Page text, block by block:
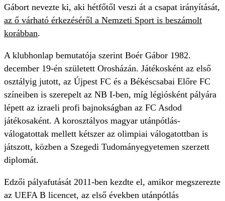
Gábort nevezte ki, aki hétfőtől veszi át a csapat irányítását,
az ő várható érkezéséről a Nemzeti Sport is beszámolt
korábban.
A klubhonlap bemutatója szerint Boér Gábor 1982.
december 19-én született Orosházán. Játékosként az első
osztályig jutott, az Újpest FC és a Békéscsabai Előre FC
színeiben is szerepelt az NB I-ben, míg légiósként pályára
lépett az izraeli profi bajnokságban az FC Asdod
játékosaként. A korosztályos magyar utánpótlás-
válogatottak mellett kétszer az olimpiai válogatottban is
játszott, közben a Szegedi Tudományegyetemen szerzett
diplomát.
Edzői pályafutását 2011-ben kezdte el, amikor megszerezte
az UEFA B licencet, az első években utánpótlás